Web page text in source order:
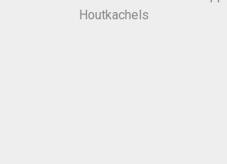
Houtkachels